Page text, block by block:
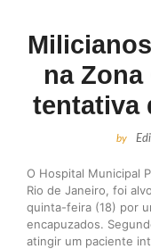
na
tentativa
by
O Hospital Municipal
Rio de Janeiro, foi
quinta-feira (18) por
encapuzados.
atingir um paciente